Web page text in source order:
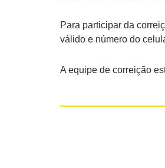
Para participar da
válido e número do
A equipe de correição